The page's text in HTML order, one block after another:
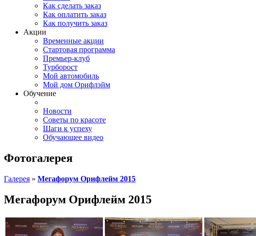
Как сделать заказ
Как оплатить заказ
Как получить заказ
Акции
Временные акции
Стартовая программа
Премьер-клуб
Турборост
Мой автомобиль
Мой дом Орифлэйм
Обучение
Новости
Советы по красоте
Шаги к успеху
Обучающее видео
Фотогалерея
Галерея » Мегафорум Орифлейм 2015
Мегафорум Орифлейм 2015